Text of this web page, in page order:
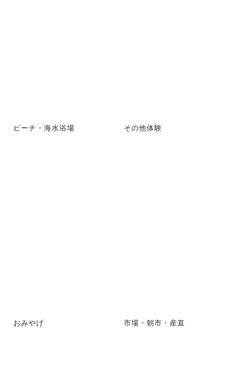
ビーチ・海水浴場 その他体験
おみやげ 市場・朝市・産直